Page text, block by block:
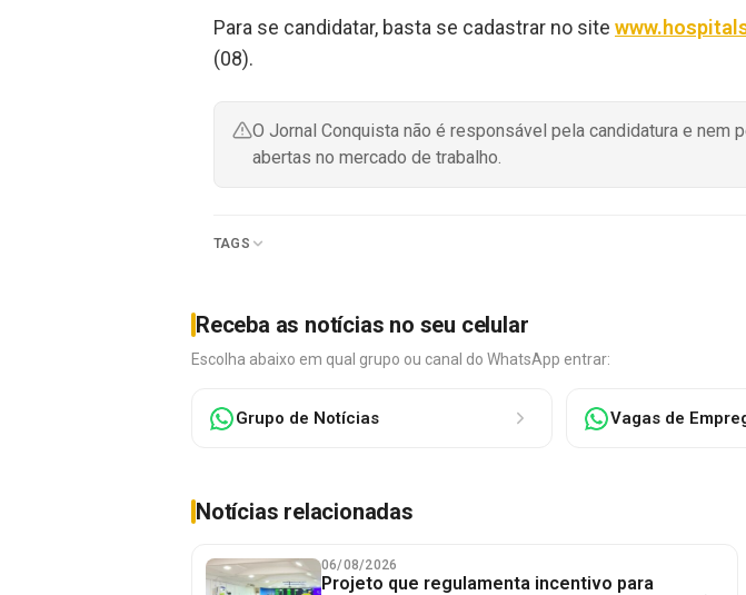
Para se candidatar, basta se cadastrar no site
(08).
O Jornal Conquista não é responsável pela candidatura e nem
abertas no mercado de trabalho.
TAGS
Receba as notícias no seu celular
Escolha abaixo em qual grupo ou canal do WhatsApp entrar:
Grupo de Notícias Vagas de
Notícias relacionadas
06/08/2026
Projeto que regulamenta incentivo para